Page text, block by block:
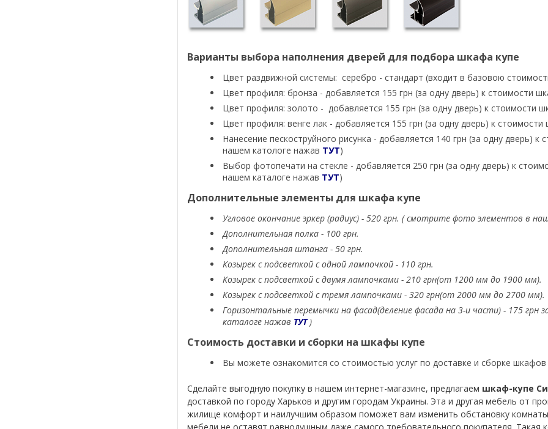
Варианты выбора наполнения дверей для подбора шкафа купе
Цвет раздвижной системы: серебро - стандарт (входит в базовою
Цвет профиля: бронза - добавляется 155 грн (за одну дверь) к стоимости
Цвет профиля: золото - добавляется 155 грн (за одну дверь) к стоимости
Цвет профиля: венге лак - добавляется 155 грн (за одну дверь) к
Нанесение пескоструйного рисунка - добавляется 140 грн (за одну дверь)
нашем катологе нажав ТУТ)
Выбор фотопечати на стекле - добавляется 250 грн (за одну дверь) к
нашем каталоге нажав ТУТ)
Дополнительные элементы для шкафа купе
Угловое окончание эркер (радиус) - 520 грн. ( смотрите фото элементов в
Дополнительная полка - 100 грн.
Дополнительная штанга - 50 грн.
Козырек с подсветкой с одной лампочкой - 110 грн.
Козырек с подсветкой с двумя лампочками - 210 грн(от 1200 мм до 1900 мм).
Козырек с подсветкой с тремя лампочками - 320 грн(от 2000 мм до 2700 мм).
Горизонтальные перемычки на фасад(деление фасада на 3-и части) - 175
каталоге нажав ТУТ )
Стоимость доставки и сборки на шкафы купе
Вы можете ознакомится со стоимостью услуг по доставке и сборке
Сделайте выгодную покупку в нашем интернет-магазине, предлагаем шкаф-купе
доставкой по городу Харьков и другим городам Украины. Эта и другая мебель от
жилище комфорт и наилучшим образом поможет вам изменить обстановку
мебели не оставят равнодушным даже самого требовательного покупателя. Такая